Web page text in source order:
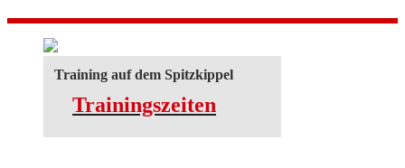
Training auf dem Spitzkippel
Trainingszeiten